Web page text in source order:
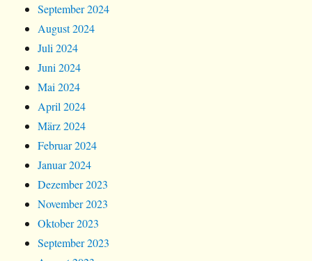
September 2024
August 2024
Juli 2024
Juni 2024
Mai 2024
April 2024
März 2024
Februar 2024
Januar 2024
Dezember 2023
November 2023
Oktober 2023
September 2023